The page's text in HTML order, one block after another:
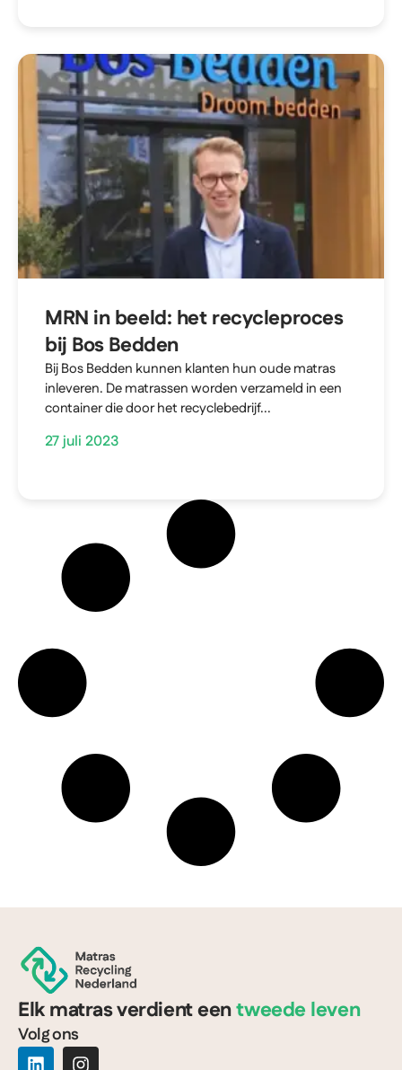
MRN in beeld: het recycleproces
bij Bos Bedden
Bij Bos Bedden kunnen klanten hun oude matras
inleveren. De matrassen worden verzameld in een
container die door het recyclebedrijf...
27 juli 2023
Elk matras verdient eentweede leven
Volg ons